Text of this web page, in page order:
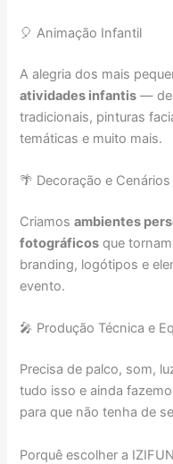
🎈 Animação Infantil
A alegria dos mais
atividades infantis —
tradicionais, pinturas
temáticas e muito mais.
🌴 Decoração e
Criamosambientes
fotográficos que
branding, logótipos e
evento.
🎤 Produção Técnica e
Precisa de palco, som,
tudo isso e ainda
para que não tenha de
Porquê escolher a